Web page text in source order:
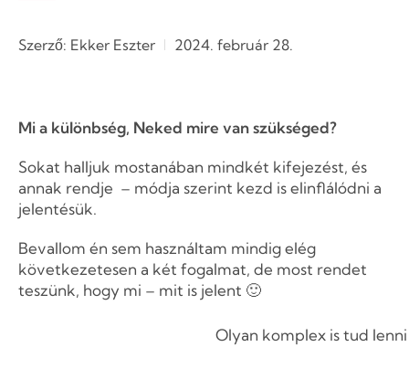
Szerző: Ekker Eszter 2024. február 28.
Mi a különbség, Neked mire van szükséged?
Sokat halljuk mostanában mindkét kifejezést, és
annak rendje – módja szerint kezd is elinflálódni a
jelentésük.
Bevallom én sem használtam mindig elég
következetesen a két fogalmat, de most rendet
teszünk, hogy mi – mit is jelent 🙂
Olyan komplex is tud